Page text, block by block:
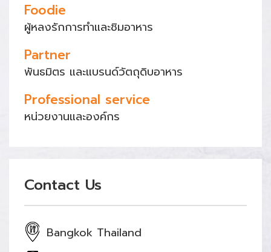
Foodie
ผู้หลงรักการทำและชิมอาหาร
Partner
พันธมิตร และแบรนด์วัตถุดิบอาหาร
Professional service
หน่วยงานและองค์กร
Contact Us
Bangkok Thailand